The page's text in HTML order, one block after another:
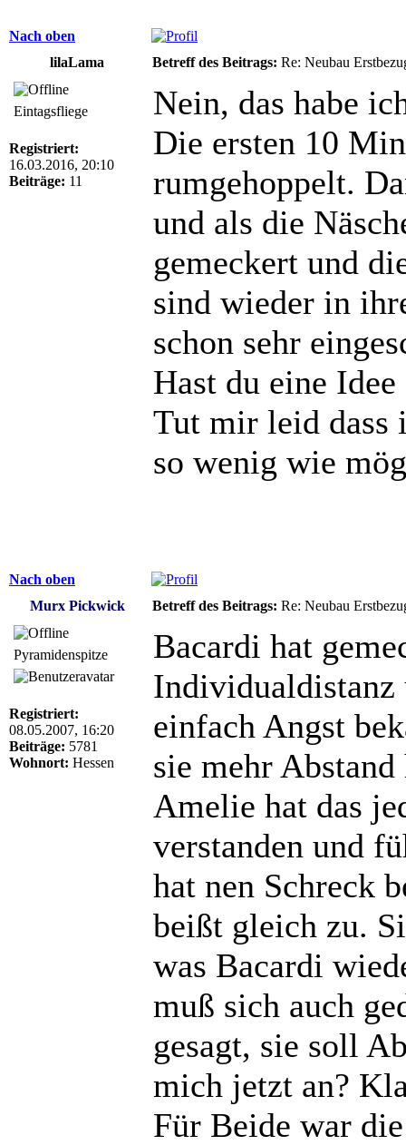
Nach oben
lilaLama
Betreff des Beitrags: Re: Neubau
Eintagsfliege
Registriert:
16.03.2016, 20:10
Beiträge: 11
Nein, das habe
Die ersten 10
rumgehoppelt.
und als die
gemeckert und
sind wieder in
schon sehr
Hast du eine
Tut mir leid dass
so wenig wie
Nach oben
Murx Pickwick
Betreff des Beitrags: Re: Neubau
Pyramidenspitze
Registriert:
08.05.2007, 16:20
Beiträge: 5781
Wohnort: Hessen
Bacardi hat
Individualdistanz
einfach Angst
sie mehr
Amelie hat das
verstanden und
hat nen Schreck
beißt gleich zu.
was Bacardi
muß sich auch
gesagt, sie soll
mich jetzt an?
Für Beide war